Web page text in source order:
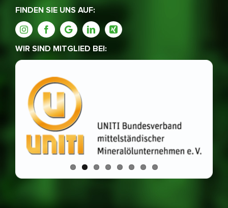
FINDEN SIE UNS AUF:
WIR SIND MITGLIED BEI: